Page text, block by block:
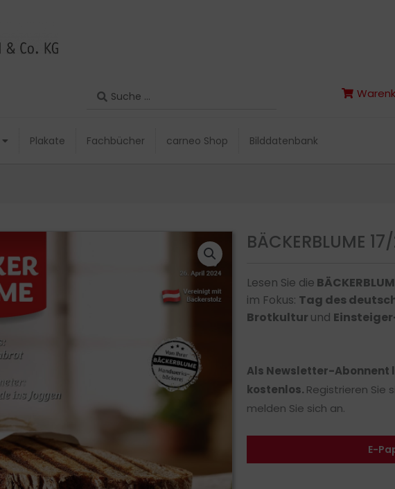
Search
Plakate Fachbücher carneo Shop Bilddatenbank
Search
Plakate Fachbücher carneo Shop Bilddatenbank
BÄCKERBLUME
Lesen Sie die
im Fokus: Tag des
Brotkultur und
Als Newsletter-Abonnent
kostenlos. Registrieren Sie
melden Sie sich an.
E-